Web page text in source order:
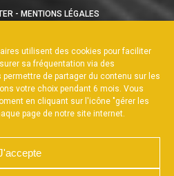
utilisent des cookies pour faciliter
sa fréquentation via des
de partager du contenu sur les
votre choix pendant 6 mois. Vous
en cliquant sur l'icône "gérer les
page de notre site internet.
MENTIONS LÉGALES
L’AGENCE WEB A3WEB